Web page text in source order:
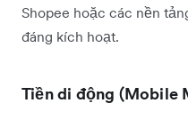
Shopee hoặc các nền
đáng kích hoạt.
Tiền di động (Mobile